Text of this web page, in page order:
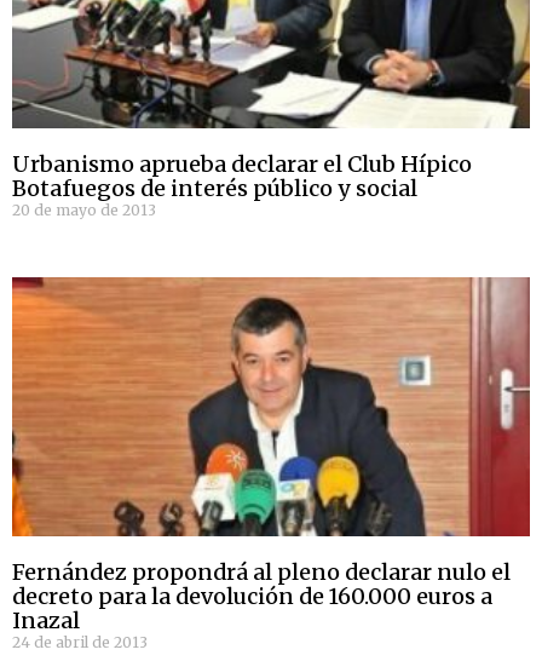
Urbanismo aprueba declarar el Club Hípico
Botafuegos de interés público y social
20 de mayo de 2013
Fernández propondrá al pleno declarar nulo el
decreto para la devolución de 160.000 euros a
Inazal
24 de abril de 2013